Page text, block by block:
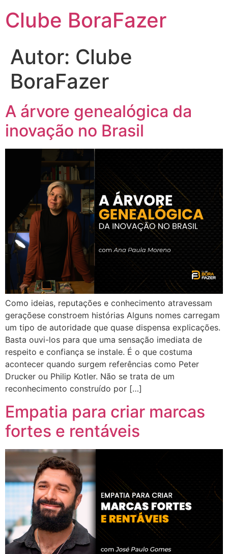
Clube BoraFazer
Autor: Clube
BoraFazer
A árvore genealógica da
inovação no Brasil
Como ideias, reputações e conhecimento atravessam
geraçõese constroem histórias Alguns nomes carregam
um tipo de autoridade que quase dispensa explicações.
Basta ouvi-los para que uma sensação imediata de
respeito e confiança se instale. É o que costuma
acontecer quando surgem referências como Peter
Drucker ou Philip Kotler. Não se trata de um
reconhecimento construído por […]
Empatia para criar marcas
fortes e rentáveis